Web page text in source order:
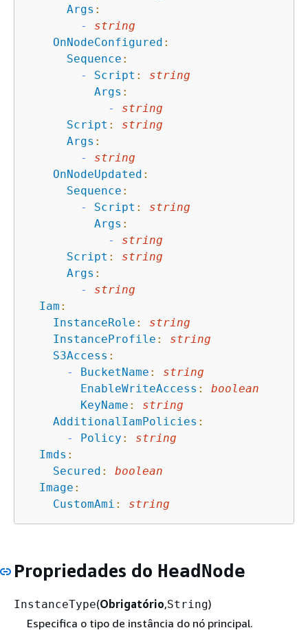
Args :
-
string
OnNodeConfigured :
Sequence :
-
Script :
string
Args :
-
string
Script :
string
Args :
-
string
OnNodeUpdated :
Sequence :
-
Script :
string
Args :
-
string
Script :
string
Args :
-
string
Iam :
InstanceRole :
string
InstanceProfile :
string
S3Access :
-
BucketName :
string
EnableWriteAccess :
boolean
KeyName :
string
AdditionalIamPolicies :
-
Policy :
string
Imds :
Secured :
boolean
Image :
CustomAmi : string
Propriedades do HeadNode
InstanceType(Obrigatório,String)
Especifica o tipo de instância do nó principal.